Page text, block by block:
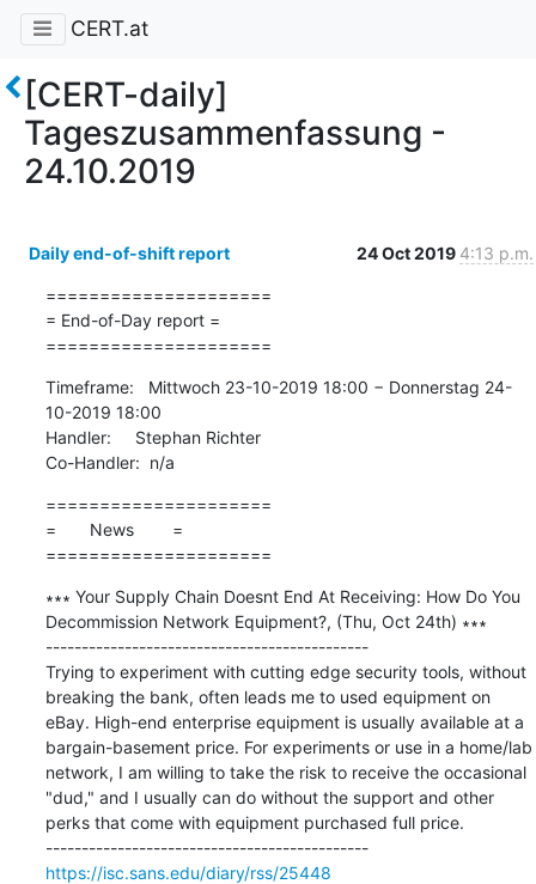
CERT.at
[CERT-daily]
Tageszusammenfassung -
24.10.2019
Daily end-of-shift report 24 Oct 2019 4:13 p.m.
=====================
= End-of-Day report =
=====================
Timeframe:   Mittwoch 23-10-2019 18:00 − Donnerstag 24-
10-2019 18:00
Handler:     Stephan Richter
Co-Handler:  n/a
=====================
=       News        =
=====================
∗∗∗ Your Supply Chain Doesnt End At Receiving: How Do You
Decommission Network Equipment?, (Thu, Oct 24th) ∗∗∗
---------------------------------------------
Trying to experiment with cutting edge security tools, without
breaking the bank, often leads me to used equipment on
eBay. High-end enterprise equipment is usually available at a
bargain-basement price. For experiments or use in a home/lab
network, I am willing to take the risk to receive the occasional
"dud," and I usually can do without the support and other
perks that come with equipment purchased full price.
---------------------------------------------
https://isc.sans.edu/diary/rss/25448